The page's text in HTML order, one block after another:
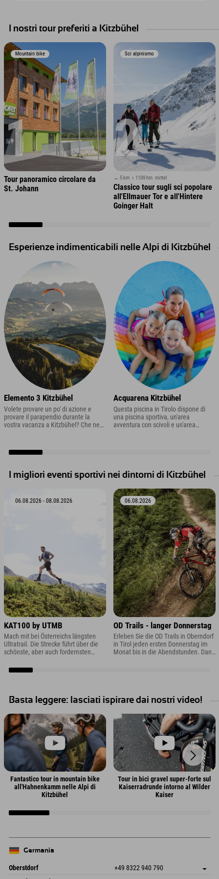
I nostri tour preferiti a Kitzbühel
1
Mountain bike
Tour panoramico circolare da
St. Johann
2
Sci alpinismo
↔ 5 km ↕ 1109 hm mittel
Classico tour sugli sci popolare
all'Ellmauer Tor e all'Hintere
Goinger Halt
Esperienze indimenticabili nelle Alpi di Kitzbühel
Elemento 3 Kitzbühel
Volete provare un po' di azione e
provare il parapendio durante la
vostra vacanza a Kitzbühel? Che ne
provare il canyoning in Austria?
Acquarena Kitzbühel
Questa piscina in Tirolo dispone di
una piscina sportiva, un'area
avventura con scivoli e un'area
I migliori eventi sportivi nei dintorni di Kitzbühel
06.08.2026 - 08.08.2026
KAT100 by UTMB
Mach mit bei Österreichs längsten
Ultratrail. Die Strecke führt über die
schönste, aber auch fordernsten
stehen Dir sechs Disziplinen in
06.08.2026
OD Trails - langer Donnerstag
Erleben Sie die OD Trails in Oberndorf
in Tirol jeden ersten Donnerstag im
Monat bis in die Abendstunden. Dank
Basta leggere: lasciati ispirare dai nostri video!
Fantastico tour in mountain bike
all'Hahnenkamm nelle Alpi di
Kitzbühel
Tour in bici gravel super-forte sul
Kaiserradrunde intorno al Wilder
Kaiser
Germania
Oberstdorf +49 8322 940 790